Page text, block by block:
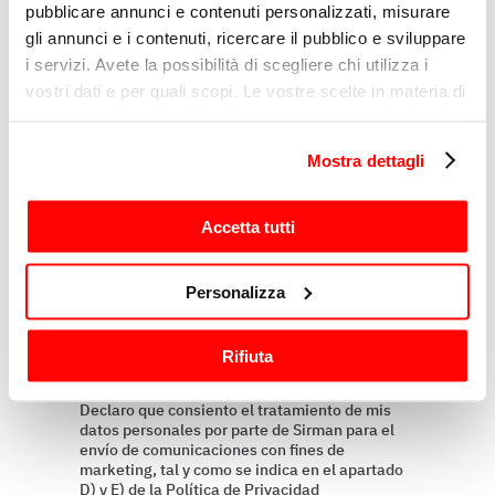
pubblicare annunci e contenuti personalizzati, misurare
gli annunci e i contenuti, ricercare il pubblico e sviluppare
i servizi. Avete la possibilità di scegliere chi utilizza i
vostri dati e per quali scopi. Le vostre scelte in materia di
modificare o revocare il proprio consenso in qualsiasi
momento dalla Dichiarazione sui cookie o facendo clic
sull'icona di attivazione della privacy.
raccogliere informazioni sulla tua posizione
geografica, con un'approssimazione di qualche
Identificare il tuo dispositivo, scansionandolo
attivamente alla ricerca di caratteristiche specifiche
(impronte digitali).
Approfondisci come vengono elaborati i tuoi dati personali
Mostra dettagli
Accetta tutti
Personalizza
Rifiuta
Razón
Perfilando
Declaro que consiento el tratamiento de mis
datos personales por parte de Sirman para el
envío de comunicaciones con fines de
marketing, tal y como se indica en el apartado
D) y E) de la Política de Privacidad